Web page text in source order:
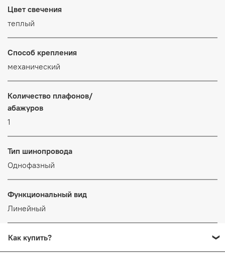
Цвет свечения
теплый
Способ крепления
механический
Количество плафонов/
абажуров
1
Тип шинопровода
Однофазный
Функциональный вид
Линейный
Как купить?